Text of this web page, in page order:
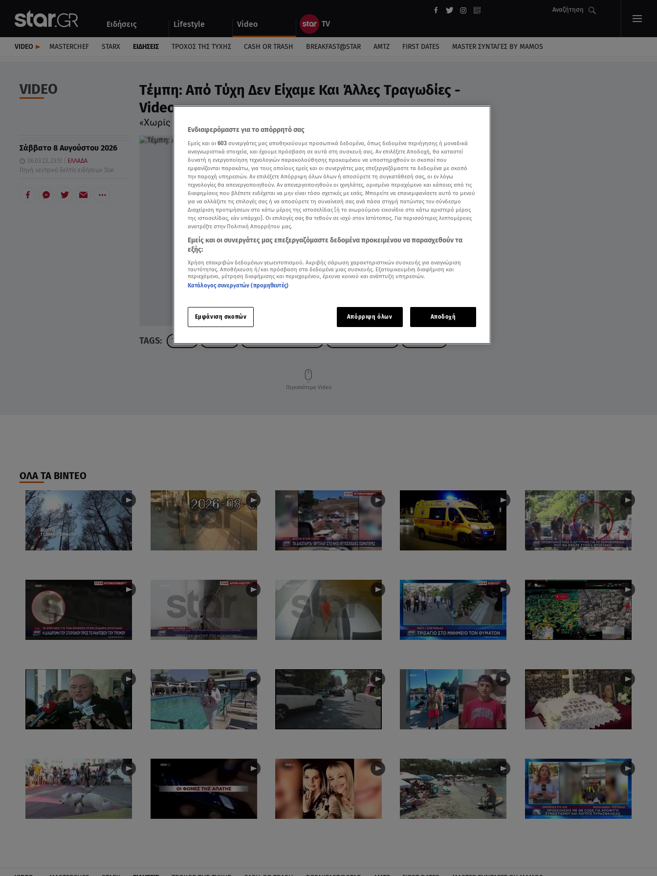
Ειδήσεις Lifestyle Video
Αναζήτηση
Αυτοκίνητο
VIDEO MASTERCHEF STARX ΕΙΔΉΣΕΙΣ ΤΡΟΧΌΣ ΤΗΣ ΤΎΧΗΣ CASH OR TRASH BREAKFAST@STAR ΑΜΤΖ FIRST DATES MASTER ΣΥΝΤΑΓΈΣ BY MAMOS
VIDEO
Τέμπη: Από Τύχη Δεν Είχαμε Και Άλλες Τραγωδίες -
Video
«Χωρίς δικλείδες ασφαλείας τα δρομολόγια των τρένων»
Σάββατο 8 Αυγούστου 2026
06.03.23, 23:51
ΕΛΛΑΔΑ
Πηγή: κεντρικό δελτίο ειδήσεων Star
TAGS: ΤΕΜΠΗ
Περισσότερα Video
ΟΛΑ ΤΑ ΒΙΝΤΕΟ
Ενδιαφερόμαστε για το απόρρητό σας
Εμείς και οι 603 συνεργάτες μας αποθηκεύουμε προσωπικά δεδομένα, όπως δεδομένα περιήγησης ή μοναδικά
αναγνωριστικά στοιχεία, και έχουμε πρόσβαση σε αυτά στη συσκευή σας. Αν επιλέξετε Αποδοχή, θα καταστεί
δυνατή η ενεργοποίηση τεχνολογιών παρακολούθησης προκειμένου να υποστηριχθούν οι σκοποί που
εμφανίζονται παρακάτω, για τους οποίους εμείς και οι συνεργάτες μας επεξεργαζόμαστε τα δεδομένα με σκοπό
την παροχή υπηρεσιών. Αν επιλέξετε Απόρριψη όλων όλων ή αποσύρετε τη συγκατάθεσή σας, οι εν λόγω
τεχνολογίες θα απενεργοποιηθούν. Αν απενεργοποιηθούν οι ιχνηλάτες, ορισμένο περιεχόμενο και κάποιες από τις
διαφημίσεις που βλέπετε ενδέχεται να μην είναι τόσο σχετικές με εσάς. Μπορείτε να επανεμφανίσετε αυτό το μενού
για να αλλάξετε τις επιλογές σας ή να αποσύρετε τη συναίνεσή σας ανά πάσα στιγμή πατώντας τον σύνδεσμο
Διαχείριση προτιμήσεων στο κάτω μέρος της ιστοσελίδας [ή το αιωρούμενο εικονίδιο στο κάτω αριστερό μέρος
της ιστοσελίδας, εάν υπάρχει]. Οι επιλογές σας θα τεθούν σε ισχύ στον Ιστότοπος. Για περισσότερες λεπτομέρειες
ανατρέξτε στην Πολιτική Απορρήτου μας.
Εμείς και οι συνεργάτες μας επεξεργαζόμαστε δεδομένα προκειμένου να παρασχεθούν τα
εξής:
Χρήση επακριβών δεδομένων γεωεντοπισμού. Ακριβής σάρωση χαρακτηριστικών συσκευής για αναγνώριση
ταυτότητας. Αποθήκευση ή/και πρόσβαση στα δεδομένα μιας συσκευής. Εξατομικευμένη διαφήμιση και
περιεχόμενο, μέτρηση διαφήμισης και περιεχομένου, έρευνα κοινού και ανάπτυξη υπηρεσιών.
Κατάλογος συνεργατών (προμηθευτές)
Εμφάνιση σκοπών Απόρριψη όλων Αποδοχή